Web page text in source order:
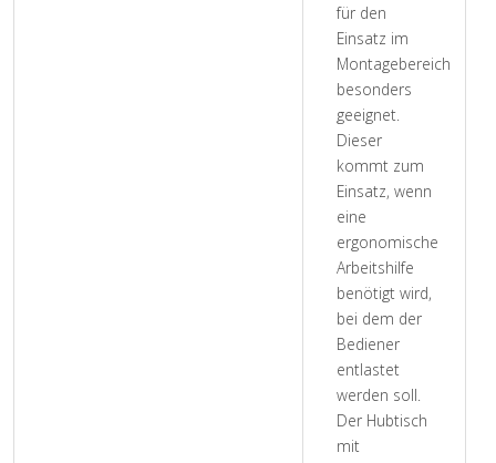
für den
Einsatz im
Montagebereich
besonders
geeignet.
Dieser
kommt zum
Einsatz, wenn
eine
ergonomische
Arbeitshilfe
benötigt wird,
bei dem der
Bediener
entlastet
werden soll.
Der Hubtisch
mit